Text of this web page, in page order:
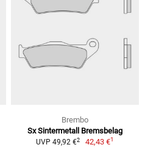
Brembo
Sx Sintermetall Bremsbelag
UVP 49,92 €2 42,43 €1